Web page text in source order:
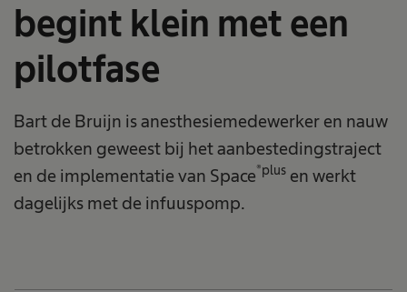
begint klein met een
pilotfase
Bart de Bruijn is anesthesiemedewerker en nauw
betrokken geweest bij het aanbestedingstraject
en de implementatie van Space®plus en werkt
dagelijks met de infuuspomp.